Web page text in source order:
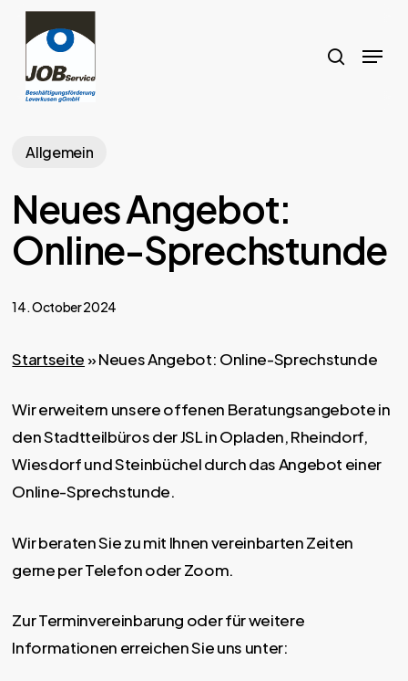
Skip
main
content
Menu
Allgemein
Neues Angebot:
Online-Sprechstunde
14. October 2024
Startseite»Neues Angebot: Online-Sprechstunde
Wir erweitern unsere offenen Beratungsangebote in
den Stadtteilbüros der JSL in Opladen, Rheindorf,
Wiesdorf und Steinbüchel durch das Angebot einer
Online-Sprechstunde.
Wir beraten Sie zu mit Ihnen vereinbarten Zeiten
gerne per Telefon oder Zoom.
Zur Terminvereinbarung oder für weitere
Informationen erreichen Sie uns unter: